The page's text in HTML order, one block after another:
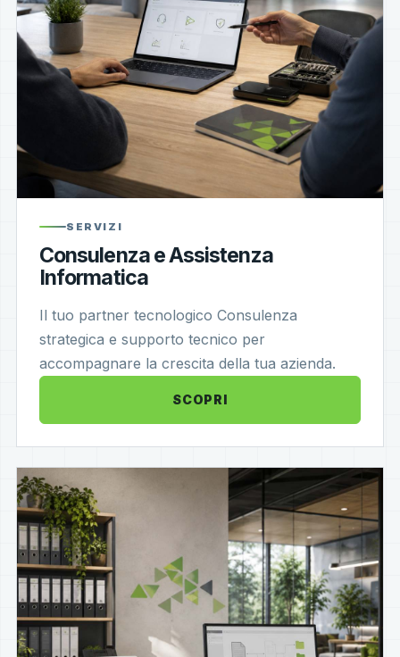
SERVIZI
Consulenza e Assistenza
Informatica
Il tuo partner tecnologico Consulenza
strategica e supporto tecnico per
accompagnare la crescita della tua azienda.
SCOPRI